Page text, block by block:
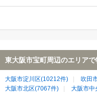
東大阪市宝町周辺のエリア
大阪市淀川区(10212件) 吹田
大阪市北区(7067件)
大阪市中